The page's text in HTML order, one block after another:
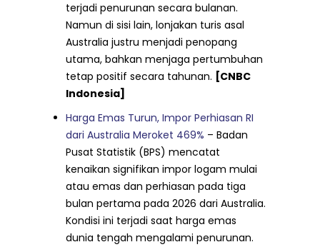
terjadi penurunan secara bulanan.
Namun di sisi lain, lonjakan turis asal
Australia justru menjadi penopang
utama, bahkan menjaga pertumbuhan
tetap positif secara tahunan. [CNBC
Indonesia]
Harga Emas Turun, Impor Perhiasan RI
dari Australia Meroket 469% – Badan
Pusat Statistik (BPS) mencatat
kenaikan signifikan impor logam mulai
atau emas dan perhiasan pada tiga
bulan pertama pada 2026 dari Australia.
Kondisi ini terjadi saat harga emas
dunia tengah mengalami penurunan.